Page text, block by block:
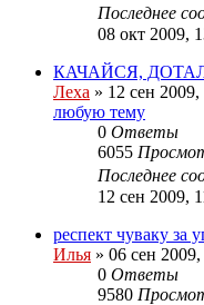
Последнее
08 окт 2009,
КАЧАЙСЯ,
Леха » 12 сен 2009,
любую тему
0 Ответы
6055
Последнее
12 сен 2009,
респект чуваку за
Илья » 06 сен
0 Ответы
9580